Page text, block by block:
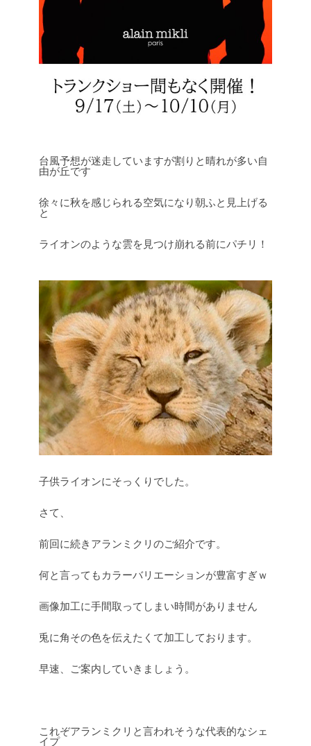
台風予想が迷走していますが割りと晴れが多い自
由が丘です
徐々に秋を感じられる空気になり朝ふと見上げる
と
ライオンのような雲を見つけ崩れる前にパチリ！
子供ライオンにそっくりでした。
さて、
前回に続きアランミクリのご紹介です。
何と言ってもカラーバリエーションが豊富すぎｗ
画像加工に手間取ってしまい時間がありません
兎に角その色を伝えたくて加工しております。
早速、ご案内していきましょう。
これぞアランミクリと言われそうな代表的なシェ
イプ